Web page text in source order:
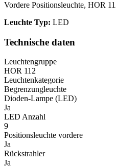
Vordere Positionsleuchte, HOR
Leuchte Typ: LED
Technische daten
Leuchtengruppe
HOR 112
Leuchtenkategorie
Begrenzungleuchte
Dioden-Lampe (LED)
Ja
LED Anzahl
9
Positionsleuchte vordere
Ja
Rückstrahler
Ja